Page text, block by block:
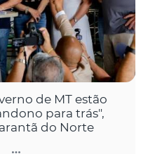
de MT estão
para trás",
do Norte